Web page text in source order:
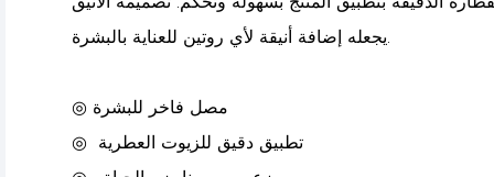
يجعله إضافة أنيقة لأي روتين للعناية بالبشرة.
◎
تطبيق دقيق للزيوت العطرية